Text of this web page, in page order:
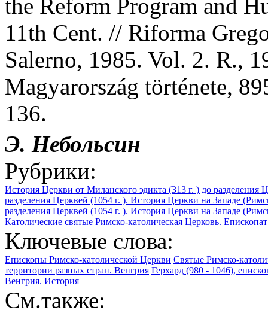
the Reform Program and
11th Cent. // Riforma
Salerno, 1985. Vol. 2. R.,
Magyarország története,
136.
Э. Небольсин
Рубрики:
История Церкви от Миланского эдикта (313 г. ) до разделения
разделения Церквей (1054 г. ). История Церкви на Западе
разделения Церквей (1054 г. ). История Церкви на Западе
Католические святые Римско-католическая Церковь. Епископат
Ключевые слова:
Епископы Римско-католической Церкви Святые Римско-
территории разных стран. Венгрия Герхард (980 - 1046),
Венгрия. История
См.также: